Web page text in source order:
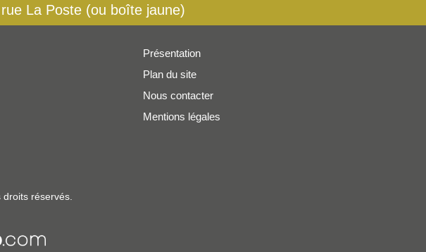
La Poste (ou boîte jaune)
Présentation
Plan du site
Nous contacter
Mentions légales
droits réservés.